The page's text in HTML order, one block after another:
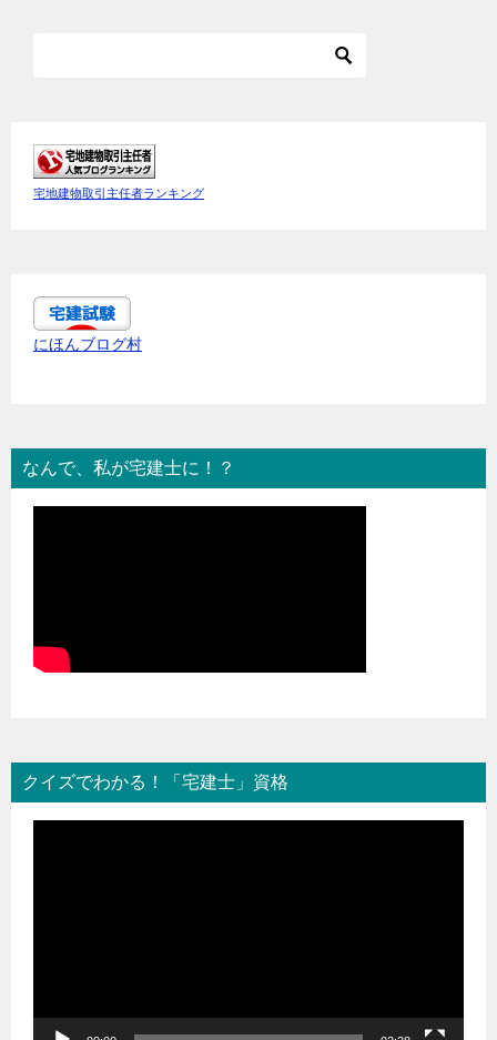
宅地建物取引主任者ランキング
にほんブログ村
なんで、私が宅建士に！？
クイズでわかる！「宅建士」資格